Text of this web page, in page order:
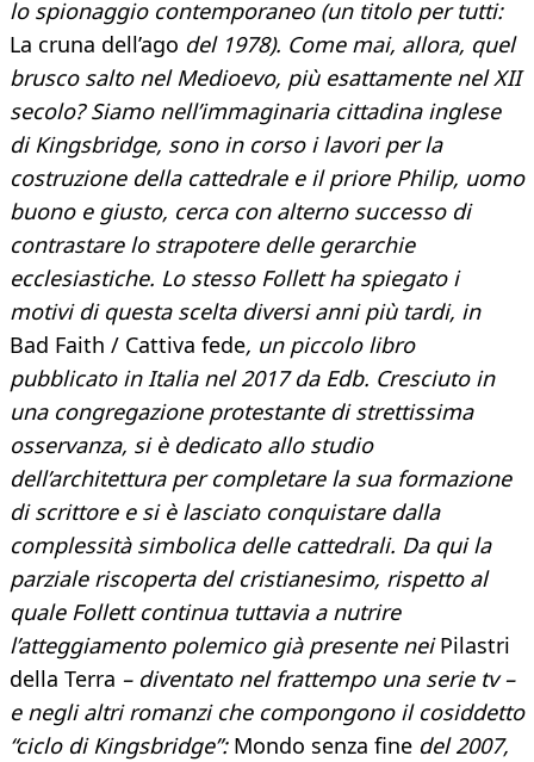
lo spionaggio contemporaneo (un titolo per tutti:
La cruna dell’ago del 1978). Come mai, allora, quel
brusco salto nel Medioevo, più esattamente nel XII
secolo? Siamo nell’immaginaria cittadina inglese
di Kingsbridge, sono in corso i lavori per la
costruzione della cattedrale e il priore Philip, uomo
buono e giusto, cerca con alterno successo di
contrastare lo strapotere delle gerarchie
ecclesiastiche. Lo stesso Follett ha spiegato i
motivi di questa scelta diversi anni più tardi, in
Bad Faith / Cattiva fede, un piccolo libro
pubblicato in Italia nel 2017 da Edb. Cresciuto in
una congregazione protestante di strettissima
osservanza, si è dedicato allo studio
dell’architettura per completare la sua formazione
di scrittore e si è lasciato conquistare dalla
complessità simbolica delle cattedrali. Da qui la
parziale riscoperta del cristianesimo, rispetto al
quale Follett continua tuttavia a nutrire
l’atteggiamento polemico già presente neiPilastri
della Terra – diventato nel frattempo una serie tv –
e negli altri romanzi che compongono il cosiddetto
“ciclo di Kingsbridge”: Mondo senza fine del 2007,